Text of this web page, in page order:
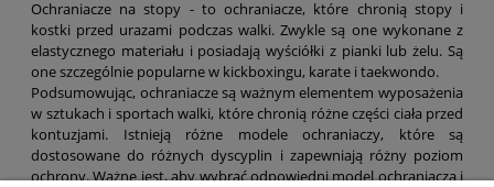
Ochraniacze na stopy - to ochraniacze, które chronią stopy i
kostki przed urazami podczas walki. Zwykle są one wykonane z
elastycznego materiału i posiadają wyściółki z pianki lub żelu. Są
one szczególnie popularne w kickboxingu, karate i taekwondo.
Podsumowując, ochraniacze są ważnym elementem wyposażenia
w sztukach i sportach walki, które chronią różne części ciała przed
kontuzjami. Istnieją różne modele ochraniaczy, które są
dostosowane do różnych dyscyplin i zapewniają różny poziom
ochrony. Ważne jest, aby wybrać odpowiedni model ochraniacza i